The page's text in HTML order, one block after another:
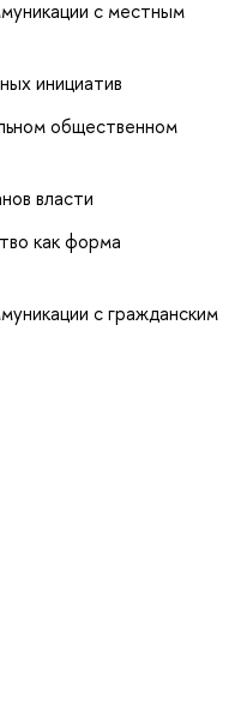
с местным
инициатив
общественном
власти
как форма
с гражданским